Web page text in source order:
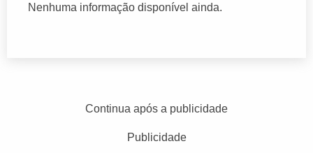
Nenhuma informação disponível ainda.
Continua após a publicidade
Publicidade